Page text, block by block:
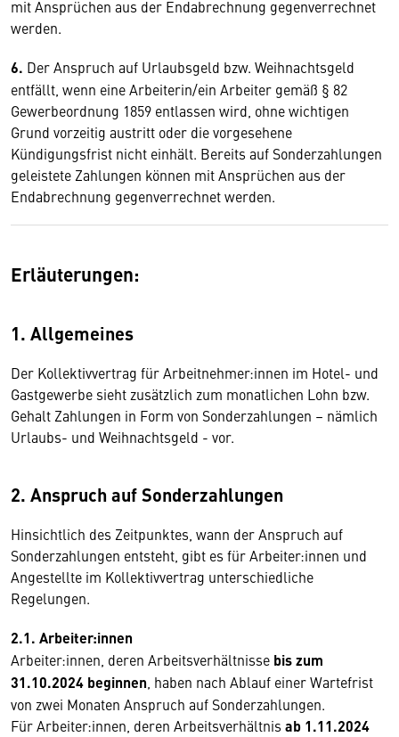
mit Ansprüchen aus der Endabrechnung gegenverrechnet
werden.
6. Der Anspruch auf Urlaubsgeld bzw. Weihnachtsgeld
entfällt, wenn eine Arbeiterin/ein Arbeiter gemäß § 82
Gewerbeordnung 1859 entlassen wird, ohne wichtigen
Grund vorzeitig austritt oder die vorgesehene
Kündigungsfrist nicht einhält. Bereits auf Sonderzahlungen
geleistete Zahlungen können mit Ansprüchen aus der
Endabrechnung gegenverrechnet werden.
Erläuterungen:
1. Allgemeines
Der Kollektivvertrag für Arbeitnehmer:innen im Hotel- und
Gastgewerbe sieht zusätzlich zum monatlichen Lohn bzw.
Gehalt Zahlungen in Form von Sonderzahlungen – nämlich
Urlaubs- und Weihnachtsgeld - vor.
2. Anspruch auf Sonderzahlungen
Hinsichtlich des Zeitpunktes, wann der Anspruch auf
Sonderzahlungen entsteht, gibt es für Arbeiter:innen und
Angestellte im Kollektivvertrag unterschiedliche
Regelungen.
2.1. Arbeiter:innen
Arbeiter:innen, deren Arbeitsverhältnisse bis zum
31.10.2024 beginnen , haben nach Ablauf einer Wartefrist
von zwei Monaten Anspruch auf Sonderzahlungen.
Für Arbeiter:innen, deren Arbeitsverhältnis ab 1.11.2024